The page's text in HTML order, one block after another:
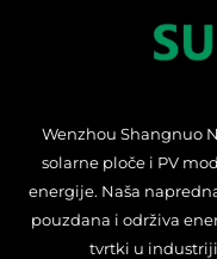
Wenzhou Shangnuo
solarne ploče i PV
energije. Naša
pouzdana i održiva
tvrtki u